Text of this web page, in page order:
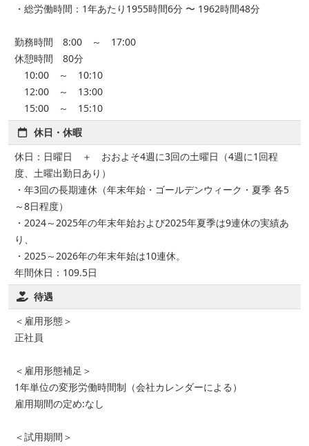
・総労働時間：1年あたり1955時間6分 〜 1962時間48分
勤務時間 8:00 ～ 17:00
休憩時間 80分
10:00 ～ 10:10
12:00 ～ 13:00
15:00 ～ 15:10
休日・休暇
休日：日曜日 ＋ おおよそ4週に3回の土曜日（4週に1回程
度、土曜出勤日あり）
・年3回の長期連休（年末年始・ゴールデンウィーク・夏季 各5
～8日程度）
・2024～2025年の年末年始および2025年夏季は9連休の実績あ
り、
・2025～2026年の年末年始は10連休。
年間休日：109.5日
待遇
＜雇用形態＞
正社員
＜雇用形態補足＞
1年単位の変形労働時間制（会社カレンダーによる）
雇用期間の定め:なし
＜試用期間＞